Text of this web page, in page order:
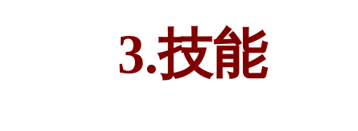
3.技能